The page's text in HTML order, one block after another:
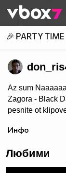
👾
🎉 PARTY TIME
Az sum
Zagora - Black
pesnite ot
Инфо
Любими